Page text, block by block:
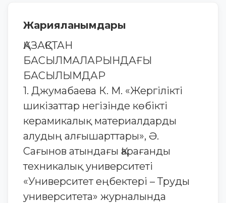
Жарияланымдары
ҚАЗАҚСТАН
БАСЫЛМАЛАРЫНДАҒЫ
БАСЫЛЫМДАР
1. Джумабаева К. М. «Жергілікті
шикізаттар негізінде көбікті
керамикалық материалдарды
алудың алғышарттары», Ә.
Сағынов атындағы Қарағанды
техникалық университеті
«Университет еңбектері – Труды
университета» журналында